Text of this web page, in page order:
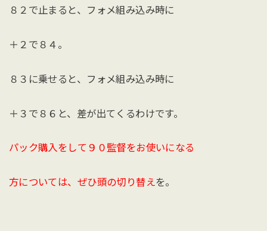
８２で止まると、フォメ組み込み時に
＋２で８４。
８３に乗せると、フォメ組み込み時に
＋３で８６と、差が出てくるわけです。
パック購入をして９０監督をお使いになる
方については、ぜひ頭の切り替えを。